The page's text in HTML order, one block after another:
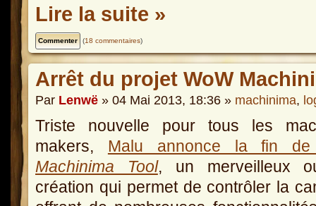
Lire la suite »
(18 commentaires)
Arrêt du projet WoW
Par Lenwë » 04 Mai 2013, 18:36 » machinima,
Triste nouvelle pour tous les
makers, Malu annonce la fin
Machinima Tool, un merveilleux
création qui permet de contrôler la